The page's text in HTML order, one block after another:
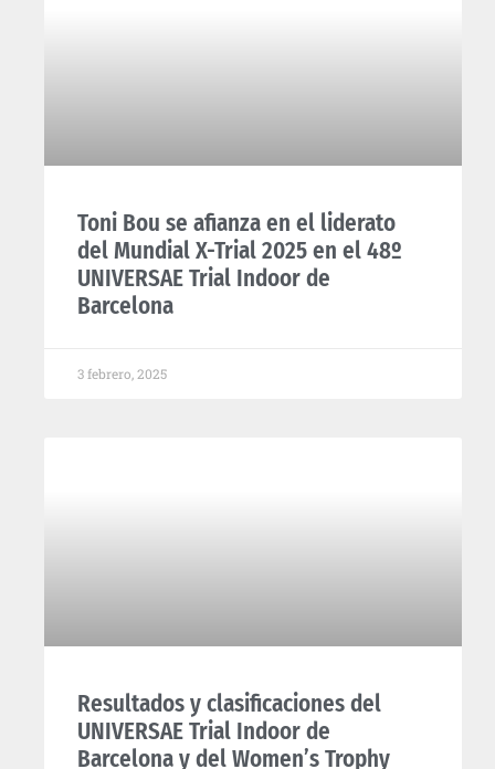
Toni Bou se afianza en el liderato
del Mundial X-Trial 2025 en el 48º
UNIVERSAE Trial Indoor de
Barcelona​
3 febrero, 2025
Resultados y clasificaciones del
UNIVERSAE Trial Indoor de
Barcelona y del Women’s Trophy